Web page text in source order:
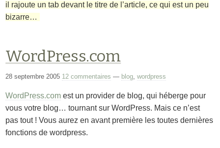
il rajoute un tab devant le titre de l’article, ce qui est un peu
bizarre…
WordPress.com
28 septembre 2005 12 commentaires — blog,wordpress
WordPress.com est un provider de blog, qui héberge pour
vous votre blog… tournant sur WordPress. Mais ce n’est
pas tout ! Vous aurez en avant première les toutes dernières
fonctions de wordpress.